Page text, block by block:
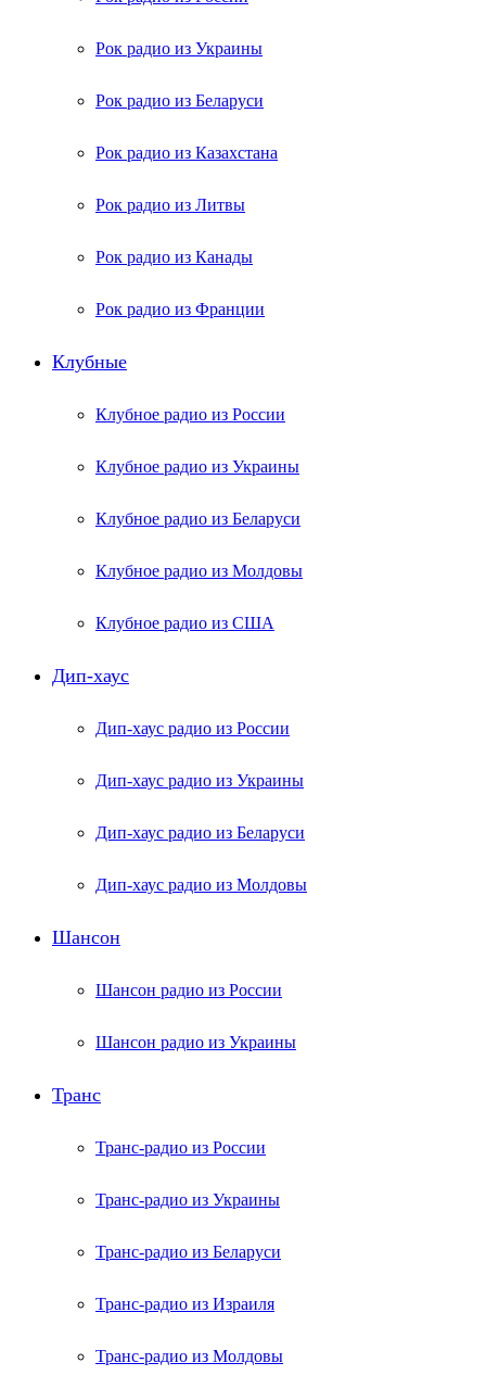
Рок радио из Украины
Рок радио из Беларуси
Рок радио из Казахстана
Рок радио из Литвы
Рок радио из Канады
Рок радио из Франции
Клубные
Клубное радио из России
Клубное радио из Украины
Клубное радио из Беларуси
Клубное радио из Молдовы
Клубное радио из США
Дип-хаус
Дип-хаус радио из России
Дип-хаус радио из Украины
Дип-хаус радио из Беларуси
Дип-хаус радио из Молдовы
Шансон
Шансон радио из России
Шансон радио из Украины
Транс
Транс-радио из России
Транс-радио из Украины
Транс-радио из Беларуси
Транс-радио из Израиля
Транс-радио из Молдовы